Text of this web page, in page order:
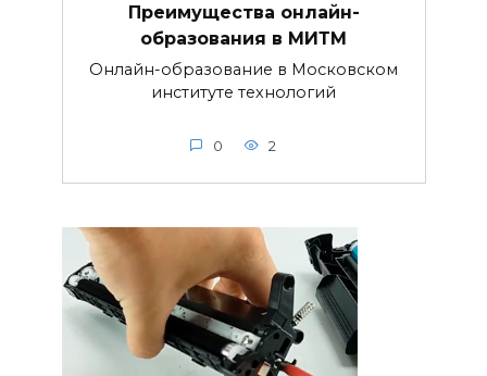
Преимущества онлайн-
образования в МИТМ
Онлайн-образование в Московском
институте технологий
0 2